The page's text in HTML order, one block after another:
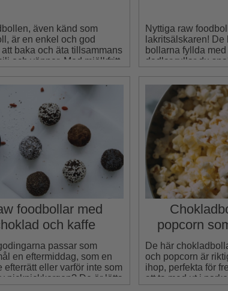
även känd som
är en enkel och god
baka och äta tillsammans
och vänner. Med mjölkfritt
Nyttiga raw
lakritsälskaren! De
bollarna fyllda
dadlar rullar du
foodbollar med
och kaffe
passar som
en eftermiddag, som en
efterrätt eller varför inte som
picknickkorgen? De är lätta
popcorn
De här
och popcorn är
ihop, perfekta för
att ta med ut i